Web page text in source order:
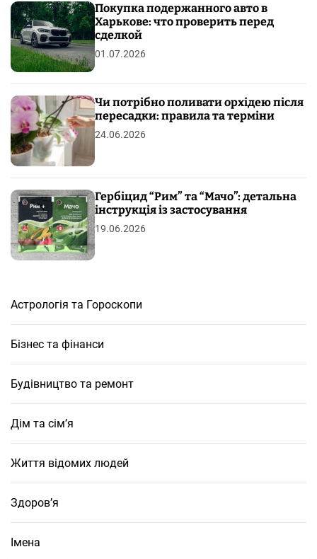
Покупка подержанного авто в
Харькове: что проверить перед
сделкой
01.07.2026
Чи потрібно поливати орхідею після
пересадки: правила та терміни
24.06.2026
Гербіцид “Рим” та “Мачо”: детальна
інструкція із застосування
19.06.2026
Астрологія та Гороскопи
Бізнес та фінанси
Будівництво та ремонт
Дім та сім’я
Життя відомих людей
Здоров’я
Імена